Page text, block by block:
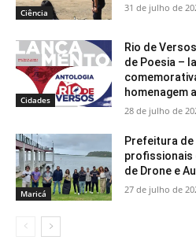
Ciência 31 de julho de
Cidades
Rio de
de Poesia –
homenagem
28 de julho de
Maricá
Prefeitura de
profissionais
de Drone e
27 de julho de